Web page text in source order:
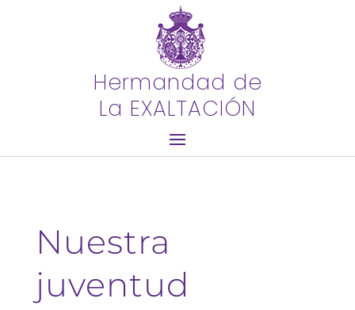
Hermandad de
La EXALTACIÓN
Nuestra
juventud